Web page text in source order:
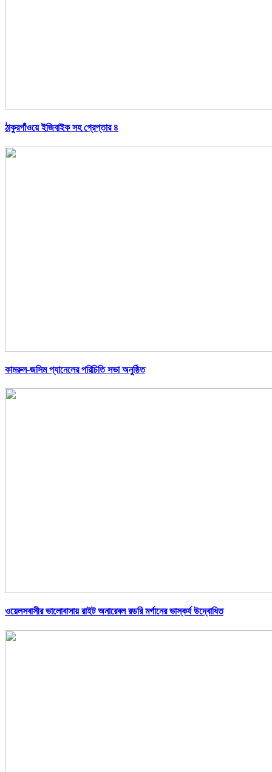
ঠাকুরগাঁওয়ে ইজিবাইক সহ গ্রেপ্তার ৪
কামরুল-জসিম প্যানেলের পরিচিতি সভা অনুষ্ঠিত
ওয়েলসবাসীর ভালোবাসায় রাইট অনারেবল রডরি মর্গানের ভাস্কর্য উদ্বোধিত